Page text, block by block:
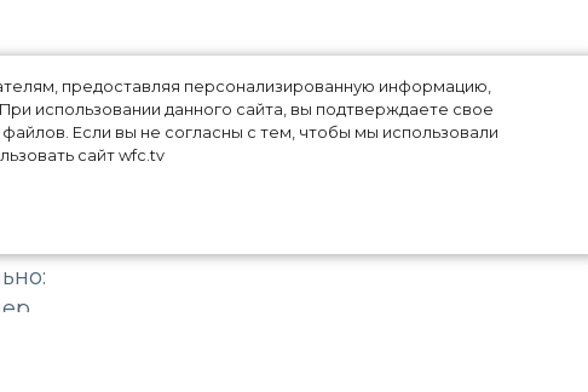
предоставляя персонализированную информацию,
использовании данного сайта, вы подтверждаете свое
Если вы не согласны с тем, чтобы мы использовали
сайт wfc.tv
Они